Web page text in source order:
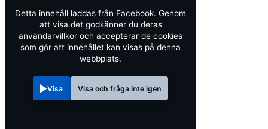
Detta innehåll laddas från Facebook. Genom
att visa det godkänner du deras
användarvillkor och accepterar de cookies
som gör att innehållet kan visas på denna
webbplats.
Visa Visa och fråga inte igen